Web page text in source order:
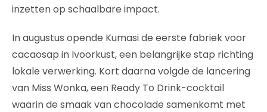
inzetten op schaalbare impact.
In augustus opende Kumasi de eerste fabriek voor
cacaosap in Ivoorkust, een belangrijke stap richting
lokale verwerking. Kort daarna volgde de lancering
van Miss Wonka, een Ready To Drink-cocktail
waarin de smaak van chocolade samenkomt met